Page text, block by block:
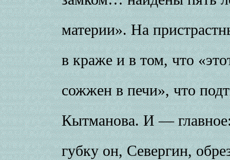
материи». На
в краже и в том, что
сожжен в печи», что
Кытманова. И —
губку он, Севергин,